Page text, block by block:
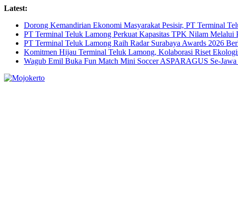
Skip
content
Latest:
Dorong Kemandirian Ekonomi Masyarakat Pesisir, PT Terminal
PT Terminal Teluk Lamong Perkuat Kapasitas TPK Nilam Melalui
PT Terminal Teluk Lamong Raih Radar Surabaya Awards 2026
Komitmen Hijau Terminal Teluk Lamong, Kolaborasi Riset
Wagub Emil Buka Fun Match Mini Soccer ASPARAGUS Se-